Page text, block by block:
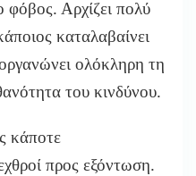
φόβος. Αρχίζει πολύ
καταλαβαίνει
ολόκληρη τη
του κινδύνου.
κάποτε
προς εξόντωση.